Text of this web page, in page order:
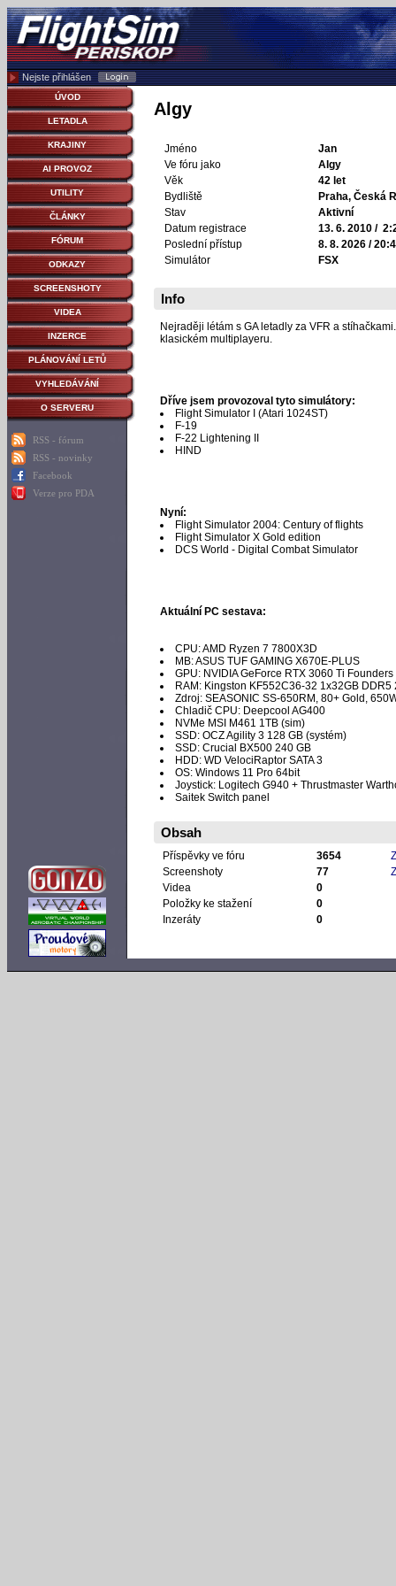
Nejste přihlášen
ÚVOD
LETADLA
KRAJINY
AI PROVOZ
UTILITY
ČLÁNKY
FÓRUM
ODKAZY
SCREENSHOTY
VIDEA
INZERCE
PLÁNOVÁNÍ LETŮ
VYHLEDÁVÁNÍ
O SERVERU
RSS - fórum
RSS - novinky
Facebook
Verze pro PDA
Algy
Jméno
Jan
Ve fóru jako
Algy
Věk
42 let
Bydliště
Praha, Česká
Stav
Aktivní
Datum registrace
13. 6. 2010 /
Poslední přístup
8. 8. 2026 /
Simulátor
FSX
Info
Nejraději létám s GA letadly za VFR a
klasickém multiplayeru.
Dříve jsem provozoval tyto simulátory:
Flight Simulator I (Atari 1024ST)
F-19
F-22 Lightening II
HIND
Nyní:
Flight Simulator 2004: Century of flights
Flight Simulator X Gold edition
DCS World - Digital Combat Simulator
Aktuální PC sestava:
CPU: AMD Ryzen 7 7800X3D
MB: ASUS TUF GAMING X670E-PLUS
GPU: NVIDIA GeForce RTX 3060 Ti
RAM: Kingston KF552C36-32 1x32GB DDR5
Zdroj: SEASONIC SS-650RM, 80+ Gold,
Chladič CPU: Deepcool AG400
NVMe MSI M461 1TB (sim)
SSD: OCZ Agility 3 128 GB (systém)
SSD: Crucial BX500 240 GB
HDD: WD VelociRaptor SATA 3
OS: Windows 11 Pro 64bit
Joystick: Logitech G940 + Thrustmaster
Saitek Switch panel
Obsah
Příspěvky ve fóru 3654
Screenshoty
77
Videa
0
Položky ke stažení
0
Inzeráty
0